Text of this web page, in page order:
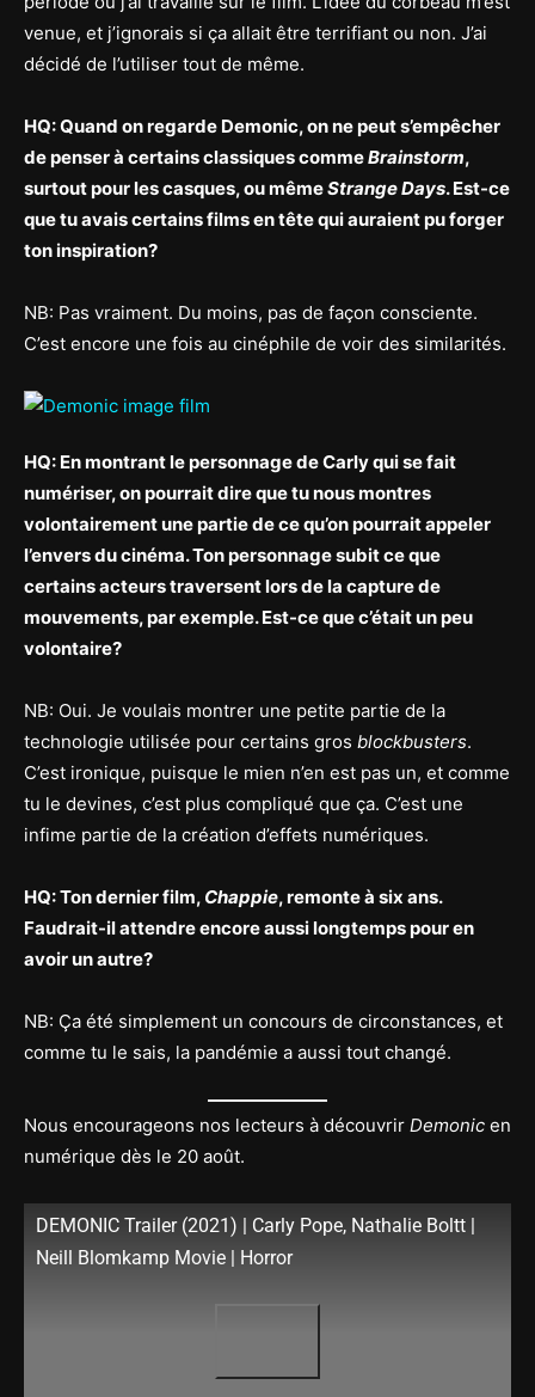
venue, et j’ignorais si ça allait être terrifiant ou non. J’ai
décidé de l’utiliser tout de même.
HQ: Quand on regarde Demonic, on ne peut s’empêcher
de penser à certains classiques commeBrainstorm,
surtout pour les casques, ou mêmeStrange Days. Est-ce
que tu avais certains films en tête qui auraient pu forger
ton inspiration?
NB: Pas vraiment. Du moins, pas de façon consciente.
C’est encore une fois au cinéphile de voir des similarités.
HQ: En montrant le personnage de Carly qui se fait
numériser, on pourrait dire que tu nous montres
volontairement une partie de ce qu’on pourrait appeler
l’envers du cinéma. Ton personnage subit ce que
certains acteurs traversent lors de la capture de
mouvements, par exemple. Est-ce que c’était un peu
volontaire?
NB: Oui. Je voulais montrer une petite partie de la
technologie utilisée pour certains gros blockbusters.
C’est ironique, puisque le mien n’en est pas un, et comme
tu le devines, c’est plus compliqué que ça. C’est une
infime partie de la création d’effets numériques.
HQ: Ton dernier film, Chappie, remonte à six ans.
Faudrait-il attendre encore aussi longtemps pour en
avoir un autre?
NB: Ça été simplement un concours de circonstances, et
comme tu le sais, la pandémie a aussi tout changé.
Nous encourageons nos lecteurs à découvrir Demonic en
numérique dès le 20 août.
DEMONIC Trailer (2021) | Carly Pope, Nathalie Boltt |
Neill Blomkamp Movie | Horror